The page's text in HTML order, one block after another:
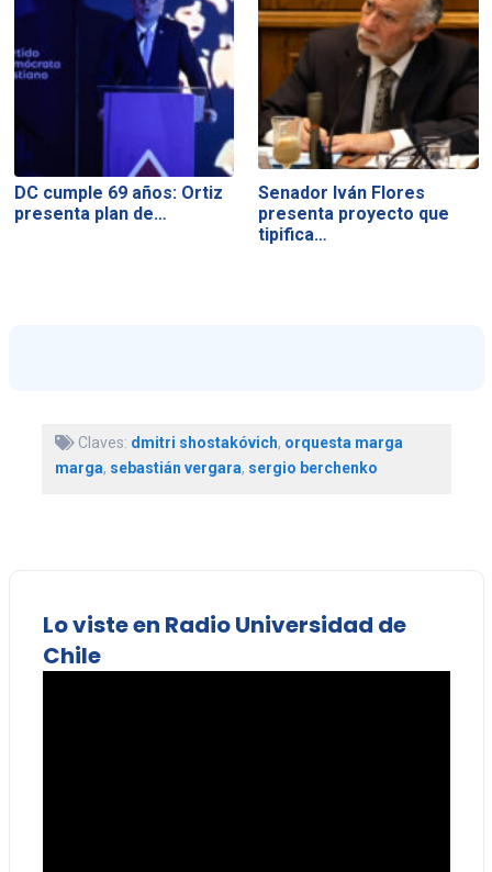
DC cumple 69 años: Ortiz
presenta plan de…
Senador Iván Flores
presenta proyecto que
tipifica…
Claves: dmitri shostakóvich, orquesta marga
marga, sebastián vergara, sergio berchenko
Lo viste en Radio Universidad de
Chile